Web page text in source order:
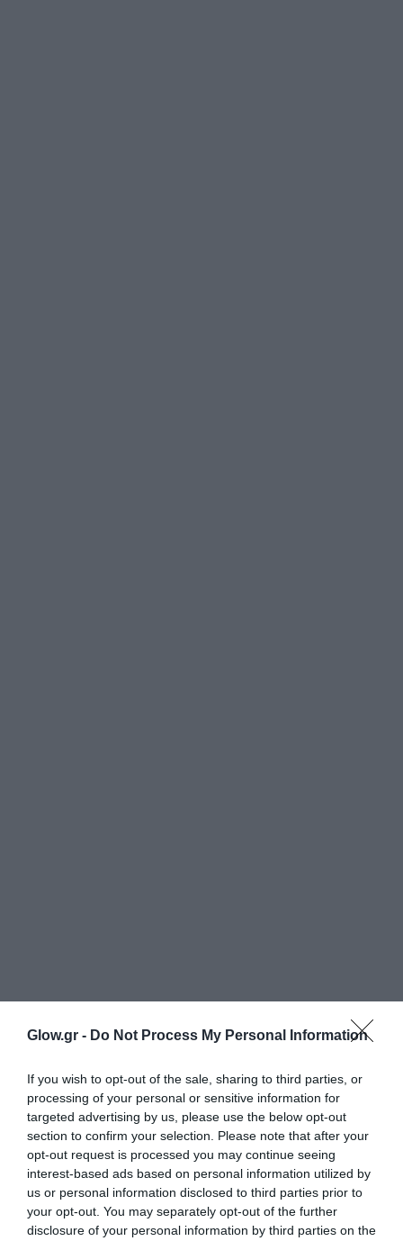
Glow.gr - Do Not Process My Personal Information
If you wish to opt-out of the sale, sharing to third parties, or
processing of your personal or sensitive information for
targeted advertising by us, please use the below opt-out
section to confirm your selection. Please note that after your
opt-out request is processed you may continue seeing
interest-based ads based on personal information utilized by
us or personal information disclosed to third parties prior to
your opt-out. You may separately opt-out of the further
disclosure of your personal information by third parties on the